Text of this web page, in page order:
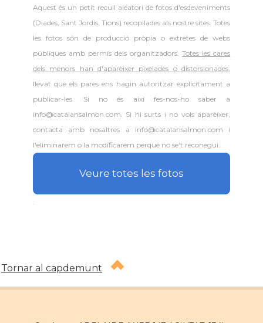
Aquest és un petit recull aleatori defotos d'esdeveniments
(Diades, Sant Jordis, Tions) recopilades als nostre sites. Totes
les fotos són de producció pròpia o extretes de webs
públiques amb permís dels organitzadors.Totes les cares
dels menors han d'aparèixer pixelades o distorsionades,
llevat que els pares ens hagin autoritzar explícitament a
publicar-les. Si no és així fes-nos-ho saber a
info@catalansalmon.com. Si hi surts i no vols aparèixer,
contacta amb nosaltres a info@catalansalmon.com i
l'eliminarem o la modificarem perquè no se't reconegui.
Veure totes les fotos
Tornar al capdemunt